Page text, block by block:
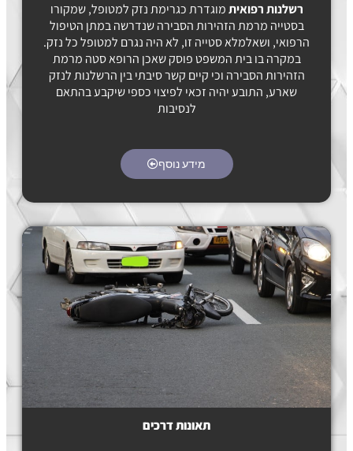
רשלנות רפואיתמוגדרת כגרימת נזק למטופל, שמקורו
בסטייה מרמת הזהירות הסבירה שנדרשה במתן הטיפול
הרפואי, ושאלמלא סטייה זו, לא היה נגרם למטופל כל נזק.
במקרה בו בית המשפט פוסק שאכן הרופא סטה מרמת
הזהירות הסבירה וכי קיים קשר סיבתי בין הרשלנות לנזק
שארע, התובע יהיה זכאי לפיצוי כספי שיקבע בהתאם
לנסיבות
מידע נוסף
תאונות דרכים